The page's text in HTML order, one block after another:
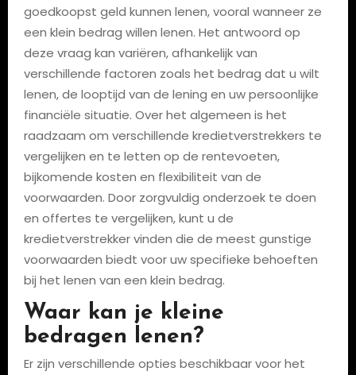
goedkoopst geld kunnen lenen, vooral wanneer ze
een klein bedrag willen lenen. Het antwoord op
deze vraag kan variëren, afhankelijk van
verschillende factoren zoals het bedrag dat u wilt
lenen, de looptijd van de lening en uw persoonlijke
financiële situatie. Over het algemeen is het
raadzaam om verschillende kredietverstrekkers te
vergelijken en te letten op de rentevoeten,
bijkomende kosten en flexibiliteit van de
voorwaarden. Door zorgvuldig onderzoek te doen
en offertes te vergelijken, kunt u de
kredietverstrekker vinden die de meest gunstige
voorwaarden biedt voor uw specifieke behoeften
bij het lenen van een klein bedrag.
Waar kan je kleine
bedragen lenen?
Er zijn verschillende opties beschikbaar voor het